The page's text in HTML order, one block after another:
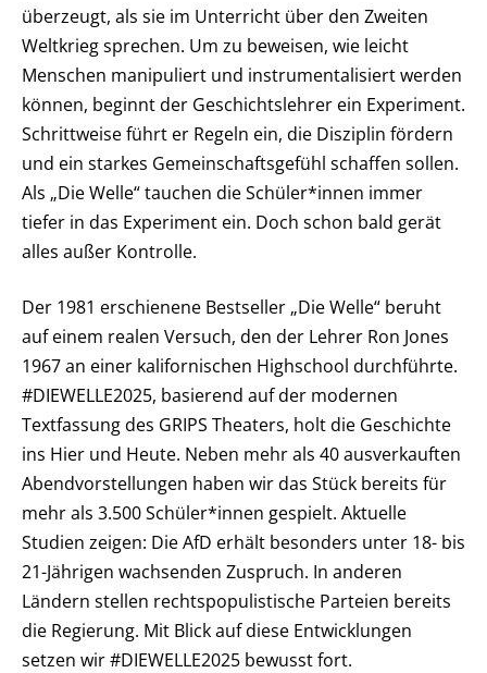
überzeugt, als sie im Unterricht über den Zweiten
Weltkrieg sprechen. Um zu beweisen, wie leicht
Menschen manipuliert und instrumentalisiert werden
können, beginnt der Geschichtslehrer ein Experiment.
Schrittweise führt er Regeln ein, die Disziplin fördern
und ein starkes Gemeinschaftsgefühl schaffen sollen.
Als „Die Welle“ tauchen die Schüler*innen immer
tiefer in das Experiment ein. Doch schon bald gerät
alles außer Kontrolle.
Der 1981 erschienene Bestseller „Die Welle“ beruht
auf einem realen Versuch, den der Lehrer Ron Jones
1967 an einer kalifornischen Highschool durchführte.
#DIEWELLE2025, basierend auf der modernen
Textfassung des GRIPS Theaters, holt die Geschichte
ins Hier und Heute. Neben mehr als 40 ausverkauften
Abendvorstellungen haben wir das Stück bereits für
mehr als 3.500 Schüler*innen gespielt. Aktuelle
Studien zeigen: Die AfD erhält besonders unter 18- bis
21-Jährigen wachsenden Zuspruch. In anderen
Ländern stellen rechtspopulistische Parteien bereits
die Regierung. Mit Blick auf diese Entwicklungen
setzen wir #DIEWELLE2025 bewusst fort.